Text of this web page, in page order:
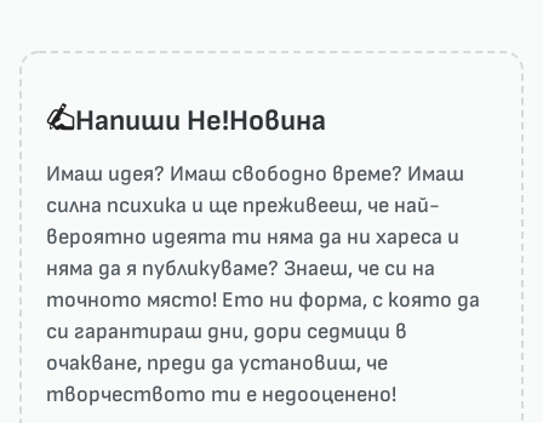
Напиши He!Новина
Имаш идея? Имаш свободно време? Имаш
силна психика и ще преживееш, че най-
вероятно идеята ти няма да ни харесa и
няма да я публикуваме? Знаеш, че си на
точното място! Ето ни форма, с която да
си гарантираш дни, дори седмици в
очакване, преди да установиш, че
творчеството ти е недооценено!